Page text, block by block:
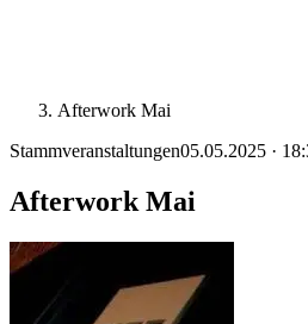
Afterwork Mai
Stammveranstaltungen05.05.2025 ·
Afterwork Mai